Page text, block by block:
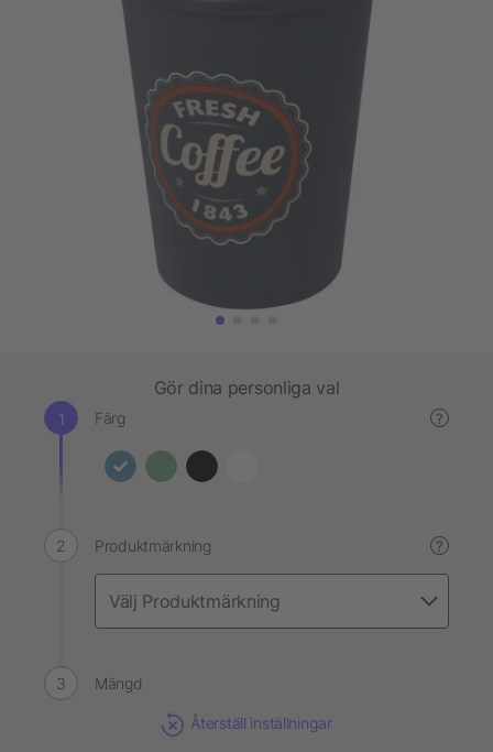
Gör dina personliga val
Färg ?
Produktmärkning ?
Mängd
Återställ inställningar